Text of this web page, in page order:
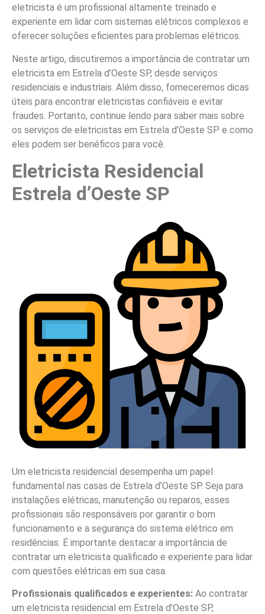
eletricista é um profissional altamente treinado e
experiente em lidar com sistemas elétricos complexos e
oferecer soluções eficientes para problemas elétricos.
Neste artigo, discutiremos a importância de contratar um
eletricista em Estrela d’Oeste SP, desde serviços
residenciais e industriais. Além disso, forneceremos dicas
úteis para encontrar eletricistas confiáveis e evitar
fraudes. Portanto, continue lendo para saber mais sobre
os serviços de eletricistas em Estrela d’Oeste SP e como
eles podem ser benéficos para você.
Eletricista Residencial
Estrela d’Oeste SP
Um eletricista residencial desempenha um papel
fundamental nas casas de Estrela d’Oeste SP. Seja para
instalações elétricas, manutenção ou reparos, esses
profissionais são responsáveis por garantir o bom
funcionamento e a segurança do sistema elétrico em
residências. É importante destacar a importância de
contratar um eletricista qualificado e experiente para lidar
com questões elétricas em sua casa.
Profissionais qualificados e experientes: Ao contratar
um eletricista residencial em Estrela d’Oeste SP,